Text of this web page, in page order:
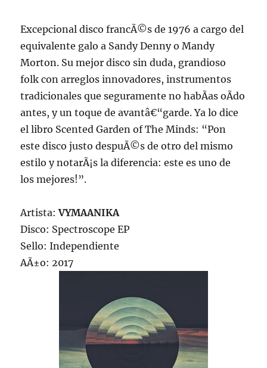
Excepcional disco francÃ©s de 1976 a cargo del
equivalente galo a Sandy Denny o Mandy
Morton. Su mejor disco sin duda, grandioso
folk con arreglos innovadores, instrumentos
tradicionales que seguramente no habÃ­as oÃ­do
antes, y un toque de avantâ€“garde. Ya lo dice
el libro Scented Garden of The Minds: “Pon
este disco justo despuÃ©s de otro del mismo
estilo y notarÃ¡s la diferencia: este es uno de
los mejores!”.
Artista:VYMAANIKA
Disco: Spectroscope EP
Sello: Independiente
AÃ±o: 2017